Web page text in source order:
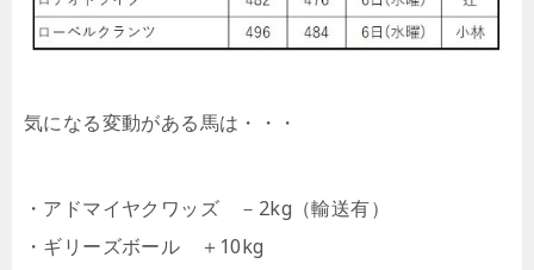
気になる変動がある馬は・・・
・アドマイヤクワッズ －2kg（輸送有）
・ギリーズボール ＋10kg